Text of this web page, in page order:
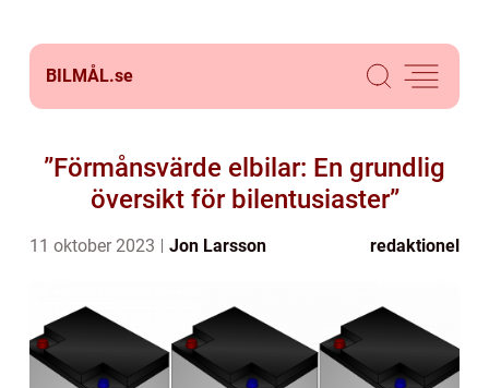
BILMÅL.se
”Förmånsvärde elbilar: En grundlig
översikt för bilentusiaster”
11 oktober 2023 Jon Larsson redaktionel